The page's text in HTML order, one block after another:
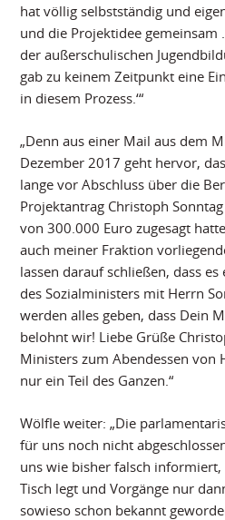
hat völlig selbstständig und
und die Projektidee
der außerschulischen
gab zu keinem Zeitpunkt eine
in diesem Prozess.‘“
„Denn aus einer Mail aus dem
Dezember 2017 geht hervor,
lange vor Abschluss über die
Projektantrag Christoph
von 300.000 Euro zugesagt
auch meiner Fraktion
lassen darauf schließen, dass
des Sozialministers mit Herrn
werden alles geben, dass Dein
belohnt wir! Liebe Grüße
Ministers zum Abendessen von
nur ein Teil des Ganzen.“
Wölfle weiter: „Die
für uns noch nicht
uns wie bisher falsch
Tisch legt und Vorgänge nur
sowieso schon bekannt